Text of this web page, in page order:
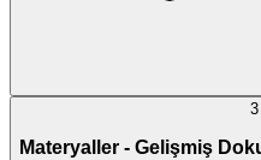
3
Materyaller - Gelişmiş